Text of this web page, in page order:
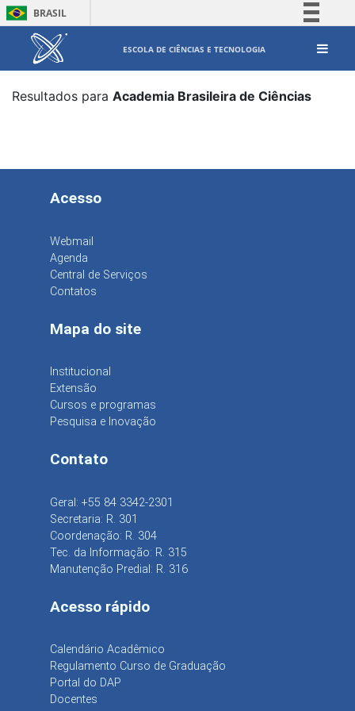
BRASIL
ESCOLA DE CIÊNCIAS E TECNOLOGIA
Resultados para Academia Brasileira de Ciências
Acesso
Webmail
Agenda
Central de Serviços
Contatos
Mapa do site
Institucional
Extensão
Cursos e programas
Pesquisa e Inovação
Contato
Geral: +55 84 3342-2301
Secretaria: R. 301
Coordenação: R. 304
Tec. da Informação: R. 315
Manutenção Predial: R. 316
Acesso rápido
Calendário Acadêmico
Regulamento Curso de Graduação
Portal do DAP
Docentes